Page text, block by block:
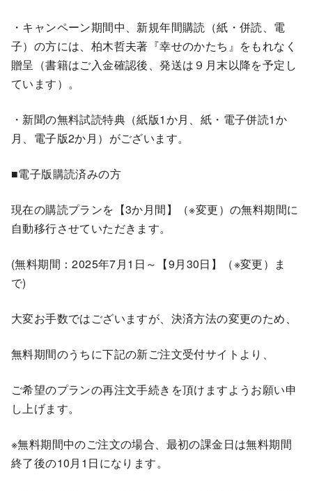
・キャンペーン期間中、新規年間購読（紙・併読、電
子）の方には、柏木哲夫著『幸せのかたち』をもれなく
贈呈（書籍はご入金確認後、発送は９月末以降を予定し
ています）。
・新聞の無料試読特典（紙版1か月、紙・電子併読1か
月、電子版2か月）がございます。
■電子版購読済みの方
現在の購読プランを【3か月間】（※変更）の無料期間に
自動移行させていただきます。
(無料期間：2025年7月1日～【9月30日】（※変更）ま
で)
大変お手数ではございますが、決済方法の変更のため、
無料期間のうちに下記の新ご注文受付サイトより、
ご希望のプランの再注文手続きを頂けますようお願い申
し上げます。
※無料期間中のご注文の場合、最初の課金日は無料期間
終了後の10月1日になります。